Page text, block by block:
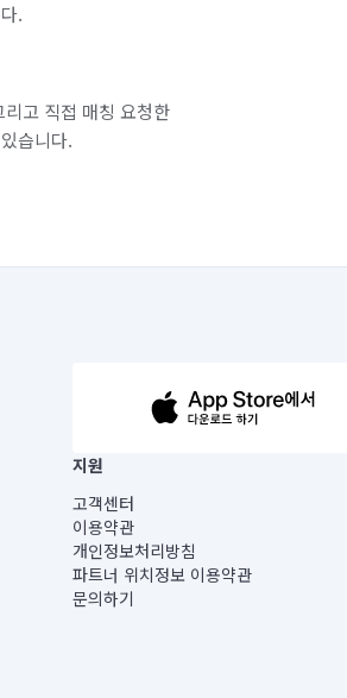
.
고 직접 매칭 요청한
습니다.
지원
고객센터
이용약관
개인정보처리방침
파트너 위치정보 이용약관
문의하기